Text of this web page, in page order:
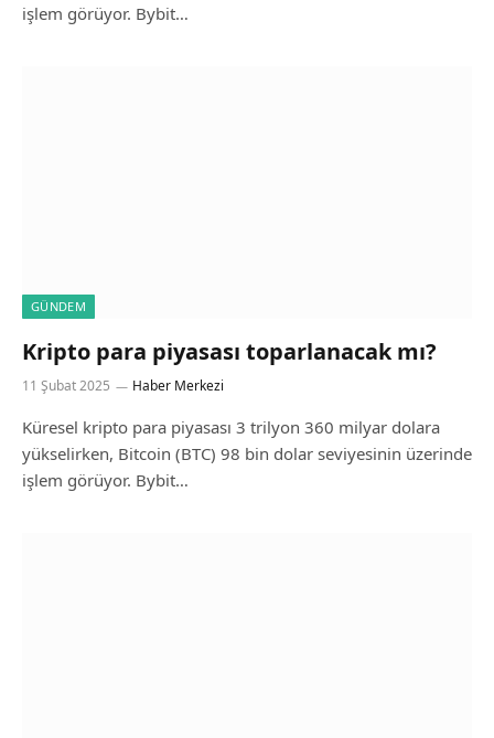
işlem görüyor. Bybit…
GÜNDEM
Kripto para piyasası toparlanacak mı?
11 Şubat 2025 Haber Merkezi
Küresel kripto para piyasası 3 trilyon 360 milyar dolara
yükselirken, Bitcoin (BTC) 98 bin dolar seviyesinin üzerinde
işlem görüyor. Bybit…